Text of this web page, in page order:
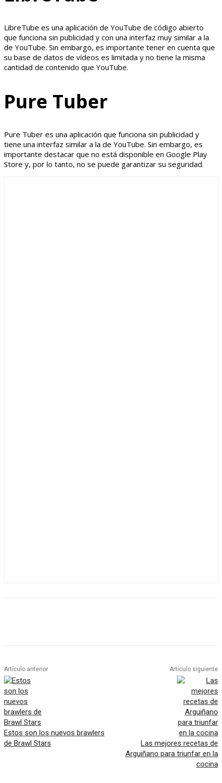
LibreTube es una aplicación de YouTube de código abierto
que funciona sin publicidad y con una interfaz muy similar a la
de YouTube. Sin embargo, es importante tener en cuenta que
su base de datos de vídeos es limitada y no tiene la misma
cantidad de contenido que YouTube.
Pure Tuber
Pure Tuber es una aplicación que funciona sin publicidad y
tiene una interfaz similar a la de YouTube. Sin embargo, es
importante destacar que no está disponible en Google Play
Store y, por lo tanto, no se puede garantizar su seguridad.
Artículo anterior
Estos son los nuevos brawlers
de Brawl Stars
Artículo siguiente
Las mejores recetas de
Arguiñano para triunfar en la
cocina